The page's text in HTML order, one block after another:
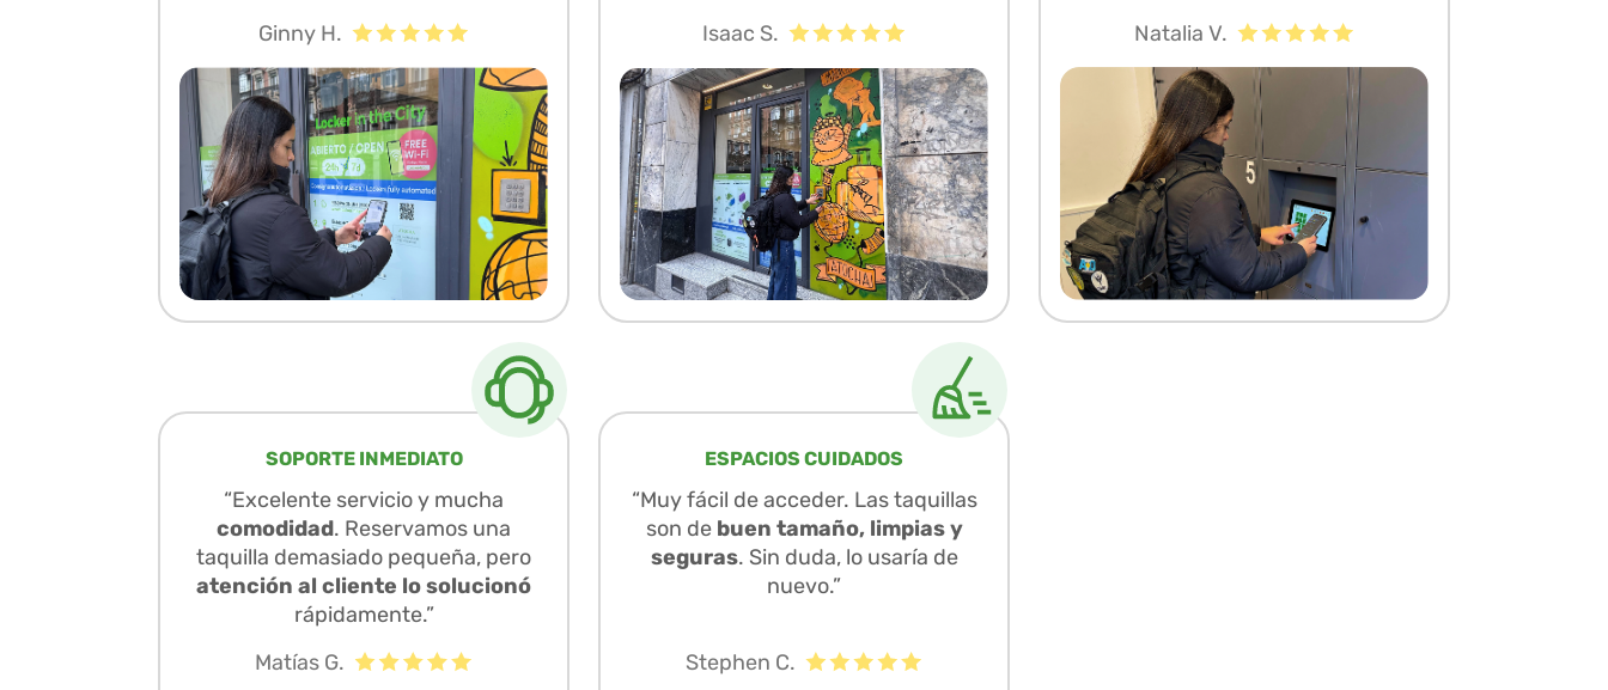
Ginny H.
Isaac S.
Natalia V.
SOPORTE INMEDIATO
“Excelente servicio y mucha
comodidad. Reservamos una
taquilla demasiado pequeña, pero
atención al cliente lo solucionó
rápidamente.”
Matías G.
ESPACIOS CUIDADOS
“Muy fácil de acceder. Las taquillas
son de buen tamaño, limpias y
seguras. Sin duda, lo usaría de
nuevo.”
Stephen C.